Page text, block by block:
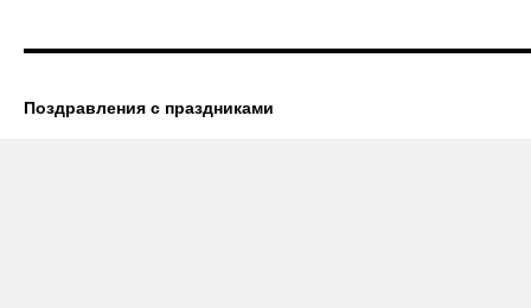
Поздравления с праздниками